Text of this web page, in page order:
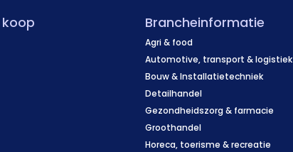
Brancheinformatie
Agri & food
Automotive, transport & logistiek
Bouw & Installatietechniek
Detailhandel
Gezondheidszorg & farmacie
Groothandel
Horeca, toerisme & recreatie